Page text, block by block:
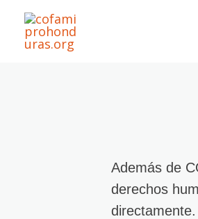
contenido
Además de
derechos
directamente.